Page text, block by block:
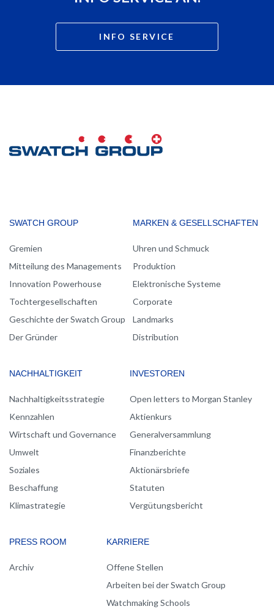
INFO SERVICE
MAIN
NAVIGATION
SWATCH GROUP
Gremien
Mitteilung des Managements
Innovation Powerhouse
Tochtergesellschaften
Geschichte der Swatch Group
Der Gründer
MARKEN & GESELLSCHAFTEN
Uhren und Schmuck
Produktion
Elektronische Systeme
Corporate
Landmarks
Distribution
NACHHALTIGKEIT
Nachhaltigkeitsstrategie
Kennzahlen
Wirtschaft und Governance
Umwelt
Soziales
Beschaffung
Klimastrategie
INVESTOREN
Open letters to Morgan Stanley
Aktienkurs
Generalversammlung
Finanzberichte
Aktionärsbriefe
Statuten
Vergütungsbericht
PRESS ROOM
Archiv
KARRIERE
Offene Stellen
Arbeiten bei der Swatch Group
Watchmaking Schools